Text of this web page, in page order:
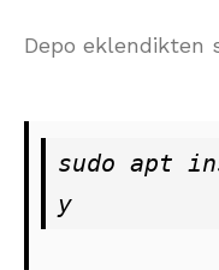
Depo eklendikten
sudo apt
y